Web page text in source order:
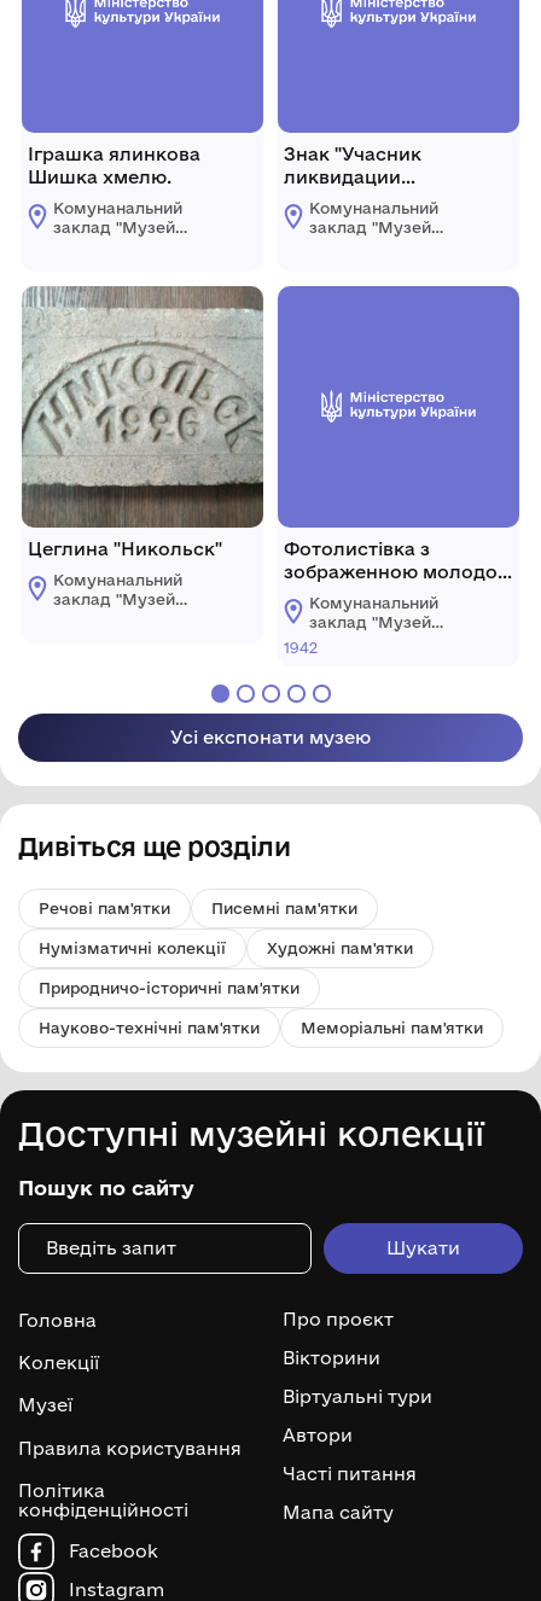
Іграшка ялинкова
Шишка хмелю.
Комунанальний
заклад "Музей
Козятинської міської
ради
Цеглина "Никольск"
Комунанальний
заклад "Музей
Знак "Учасник
ликвидации
последствий аварии
ЧАЕС"
Комунанальний
заклад "Музей
Козятинської міської
Фотолистівка з
зображенною молодою
парою-чоловік і жінка з
трояндами у вазі і в
руках
Комунанальний
заклад "Музей
історії міста
ради
1942
Усі експонати музею
Дивіться ще розділи
Речові пам'ятки Писемні пам'ятки
Нумізматичні колекції Художні пам'ятки
Природничо-історичні пам'ятки
Науково-технічні пам'ятки Меморіальні пам'ятки
Доступні музейні колекції
Пошук по сайту
Головна
Колекції
Музеї
Правила користування
Політика
конфіденційності
Про проєкт
Вікторини
Віртуальні тури
Автори
Часті питання
Мапа сайту
Facebook
Instagram